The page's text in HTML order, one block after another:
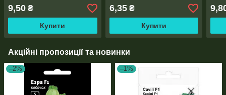
9,50 ₴
Купити
6,35₴
Купити
Акційні пропозиції та новинки
–2% –1%